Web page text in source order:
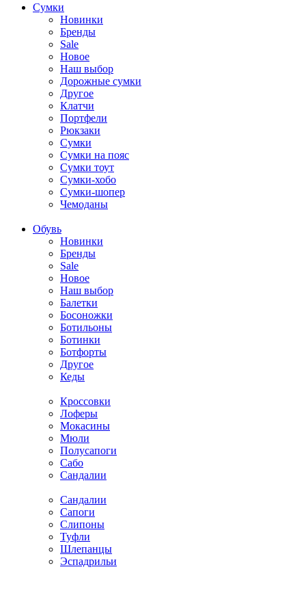
Cумки
Новинки
Бренды
Sale
Новое
Наш выбор
Дорожные сумки
Другое
Клатчи
Портфели
Рюкзаки
Сумки
Сумки на пояс
Сумки тоут
Сумки-хобо
Сумки-шопер
Чемоданы
Обувь
Новинки
Бренды
Sale
Новое
Наш выбор
Балетки
Босоножки
Ботильоны
Ботинки
Ботфорты
Другое
Кеды
Кроссовки
Лоферы
Мокасины
Мюли
Полусапоги
Сабо
Сандалии
Сандалии
Сапоги
Слипоны
Туфли
Шлепанцы
Эспадрильи